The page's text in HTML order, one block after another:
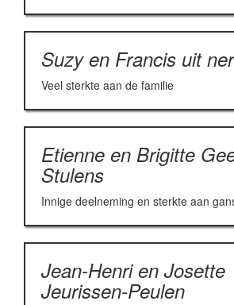
Suzy en Francis uit
Veel sterkte aan de familie
Etienne en Brigitte
Stulens
Innige deelneming en sterkte aan
Jean-Henri en Josette
Jeurissen-Peulen